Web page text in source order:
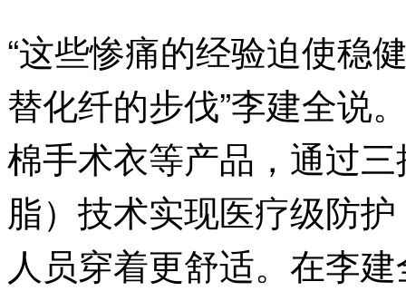
“这些惨痛的经验迫使稳
替化纤的步伐”李建全说
棉手术衣等产品，通过
脂）技术实现医疗级防
人员穿着更舒适。在李